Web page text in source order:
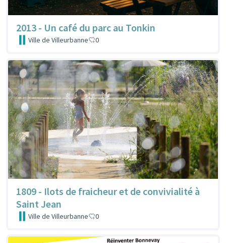
2013 - Un café du parc au Tonkin
Ville de Villeurbanne 0
1809 - Ilots de fraicheur et de convivialité à
Saint Jean
Ville de Villeurbanne 0